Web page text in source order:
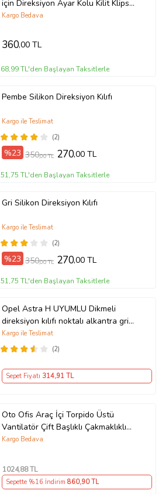
için Direksiyon Ayar Kolu Kilit Klips
Plastiği
Kargo Bedava
360,00 TL
68,99 TL'den Başlayan Taksitlerle
Pembe Silikon Direksiyon Kılıfı
(2)
Kargo ile Teslimat
%23 350,00 TL 270,00 TL
51,75 TL'den Başlayan Taksitlerle
Gri Silikon Direksiyon Kılıfı
(2)
Kargo ile Teslimat
%23 350,00 TL 270,00 TL
51,75 TL'den Başlayan Taksitlerle
Opel Astra H UYUMLU Dikmeli
direksiyon kılıfı noktalı alkantra gri
yüzüklü ( 38×10.5CM )
(2)
Kargo ile Teslimat
Sepet Fiyatı 314,91 TL
Oto Ofis Araç İçi Torpido Üstü
Vantilatör Çift Başlıklı Çakmaklıklı
Soğutucu Fan 360° Dönebilen 12V
Kargo Bedava
1024,88 TL
Sepette %16 İndirim 860,90 TL